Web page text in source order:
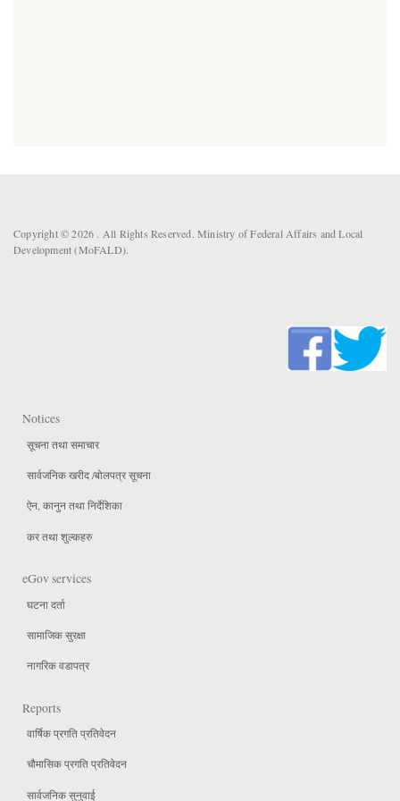
Copyright © 2026 . All Rights Reserved. Ministry of Federal Affairs and Local
Development (MoFALD).
Notices
सूचना तथा समाचार
सार्वजनिक खरीद /बोलपत्र सूचना
ऐन, कानुन तथा निर्देशिका
कर तथा शुल्कहरु
eGov services
घटना दर्ता
सामाजिक सुरक्षा
नागरिक वडापत्र
Reports
वार्षिक प्रगति प्रतिवेदन
चौमासिक प्रगति प्रतिवेदन
सार्वजनिक सुनुवाई